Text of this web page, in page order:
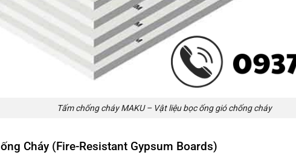
Tấm chống cháy MAKU – Vật liệu bọc ống gió chống cháy
Cháy (Fire-Resistant Gypsum Boards)